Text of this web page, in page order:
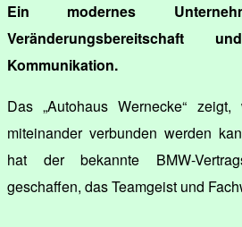
Ein modernes
Veränderungsbereitschaft
Kommunikation.
Das „Autohaus Wernecke“
miteinander verbunden werden
hat der bekannte BMW-
geschaffen, das Teamgeist und